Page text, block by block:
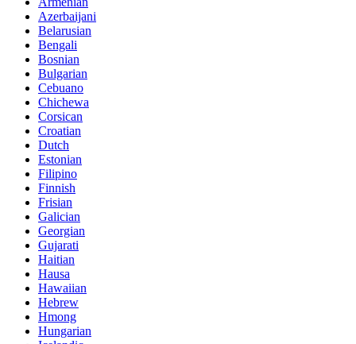
Azerbaijani
Belarusian
Bengali
Bosnian
Bulgarian
Cebuano
Chichewa
Corsican
Croatian
Dutch
Estonian
Filipino
Finnish
Frisian
Galician
Georgian
Gujarati
Haitian
Hausa
Hawaiian
Hebrew
Hmong
Hungarian